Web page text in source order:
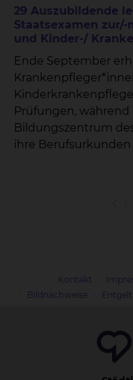
29 Auszubildende
Staatsexamen zur/-
und Kinder-/
Ende September
Prüfungen,
Bildungszentrum
ihre
Kontakt
Bildnachweise